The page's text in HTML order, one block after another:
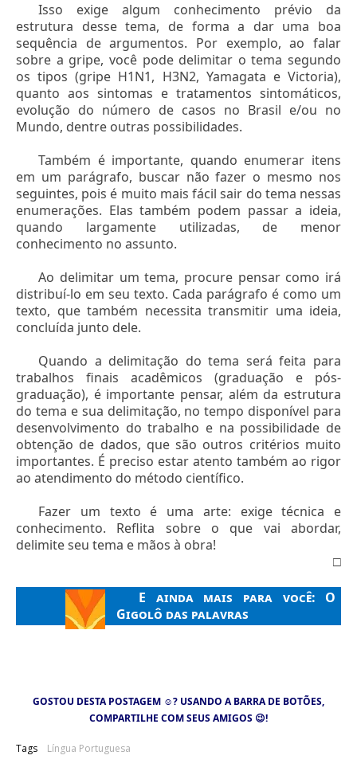
Isso exige algum conhecimento prévio da
estrutura desse tema, de forma a dar uma boa
sequência de argumentos. Por exemplo, ao falar
sobre a gripe, você pode delimitar o tema segundo
os tipos (gripe H1N1, H3N2, Yamagata e Victoria),
quanto aos sintomas e tratamentos sintomáticos,
evolução do número de casos no Brasil e/ou no
Mundo, dentre outras possibilidades.
Também é importante, quando enumerar itens
em um parágrafo, buscar não fazer o mesmo nos
seguintes, pois é muito mais fácil sair do tema nessas
enumerações. Elas também podem passar a ideia,
quando largamente utilizadas, de menor
conhecimento no assunto.
Ao delimitar um tema, procure pensar como irá
distribuí-lo em seu texto. Cada parágrafo é como um
texto, que também necessita transmitir uma ideia,
concluída junto dele.
Quando a delimitação do tema será feita para
trabalhos finais acadêmicos (graduação e pós-
graduação), é importante pensar, além da estrutura
do tema e sua delimitação, no tempo disponível para
desenvolvimento do trabalho e na possibilidade de
obtenção de dados, que são outros critérios muito
importantes. É preciso estar atento também ao rigor
ao atendimento do método científico.
Fazer um texto é uma arte: exige técnica e
conhecimento. Reflita sobre o que vai abordar,
delimite seu tema e mãos à obra!
□
E ainda mais para você: O
Gigolô das palavras
GOSTOU DESTA POSTAGEM ☺? USANDO A BARRA DE BOTÕES,
COMPARTILHE COM SEUS AMIGOS 😉!
Tags Língua Portuguesa